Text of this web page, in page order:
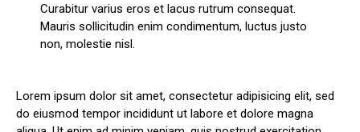
Curabitur varius eros et lacus rutrum consequat.
Mauris sollicitudin enim condimentum, luctus justo
non, molestie nisl.
Lorem ipsum dolor sit amet, consectetur adipisicing elit, sed
do eiusmod tempor incididunt ut labore et dolore magna